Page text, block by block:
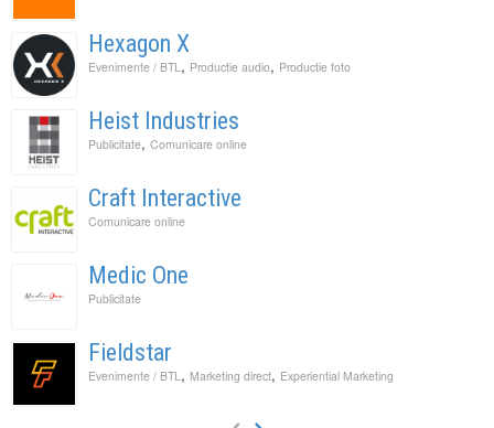
Hexagon X
Evenimente / BTL, Productie audio, Productie foto
Heist Industries
Publicitate, Comunicare online
Craft Interactive
Comunicare online
Medic One
Publicitate
Fieldstar
Evenimente / BTL, Marketing direct, Experiential Marketing